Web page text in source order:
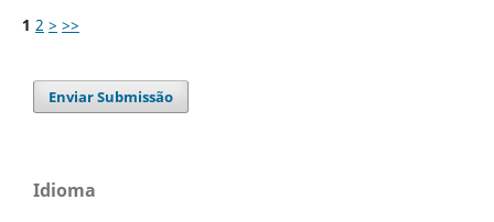
1 2 > >>
Enviar Submissão
Idioma